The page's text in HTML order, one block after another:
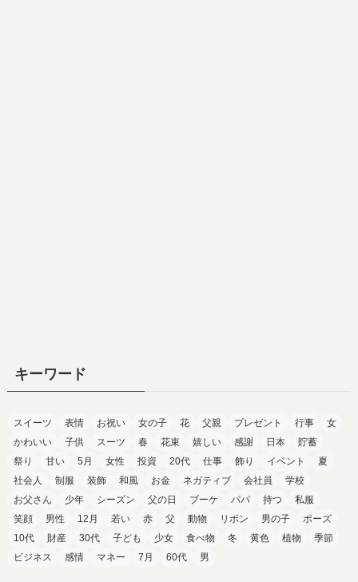
キーワード
スイーツ 表情 お祝い 女の子 花 父親 プレゼント 行事
女
かわいい
子供 スーツ 春 花束 嬉しい 感謝 日本
貯蓄
祭り
甘い 5月 女性 投資 20代 仕事 飾り イベント
夏
社会人
制服 装飾 和風 お金 ネガティブ 会社員
学校
お父さん
少年 シーズン 父の日 ブーケ パパ 持つ
私服
笑顔
男性 12月 若い 赤 父 動物 リボン 男の子
ポーズ
10代
財産 30代 子ども 少女 食べ物 冬 黄色 植物
季節
ビジネス
感情 マネー 7月 60代 男